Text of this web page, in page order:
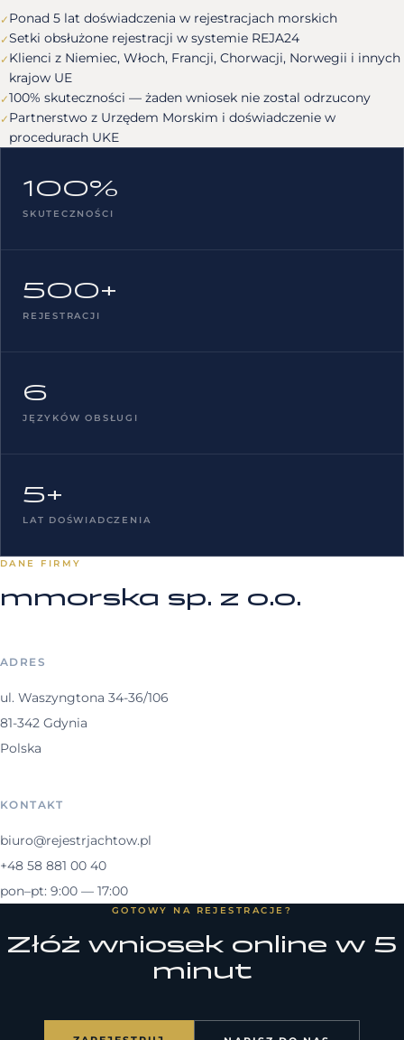
✓ Ponad 5 lat doświadczenia w rejestracjach morskich
✓Setki obsłużone rejestracji w systemie REJA24
✓ Klienci z Niemiec, Włoch, Francji, Chorwacji, Norwegii i innych
krajow UE
✓100% skuteczności — żaden wniosek nie zostal odrzucony
✓ Partnerstwo z Urzędem Morskim i doświadczenie w
procedurach UKE
100%
SKUTECZNOŚCI
500+
REJESTRACJI
6
JĘZYKÓW OBSŁUGI
5+
LAT DOŚWIADCZENIA
DANE FIRMY
mmorska sp. z o.o.
ADRES
ul. Waszyngtona 34-36/106
81-342 Gdynia
Polska
KONTAKT
biuro@rejestrjachtow.pl
+48 58 881 00 40
pon–pt: 9:00 — 17:00
GOTOWY NA REJESTRACJE?
Złóż wniosek online w 5
minut